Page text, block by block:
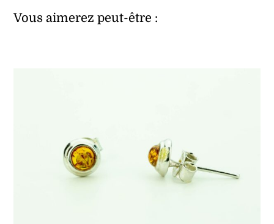
Vous aimerez peut-être :